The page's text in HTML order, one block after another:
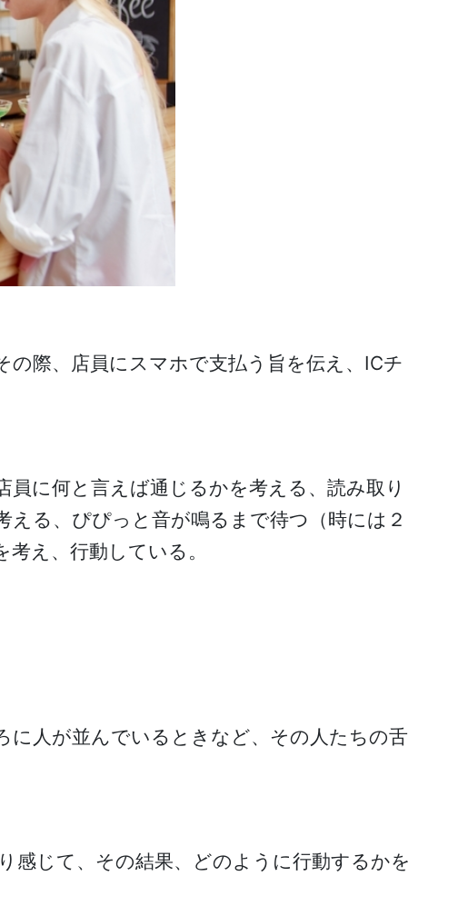
際、店員にスマホで支払う旨を伝え、ICチ
に何と言えば通じるかを考える、読み取り
る、ぴぴっと音が鳴るまで待つ（時には２
え、行動している。
に人が並んでいるときなど、その人たちの舌
感じて、その結果、どのように行動するかを